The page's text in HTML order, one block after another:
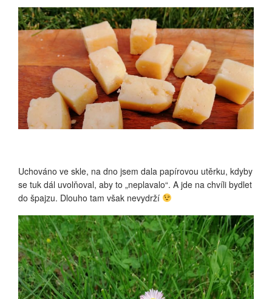
Uchováno ve skle, na dno jsem dala papírovou utěrku, kdyby
se tuk dál uvolňoval, aby to „neplavalo“. A jde na chvíli bydlet
do špajzu. Dlouho tam však nevydrží